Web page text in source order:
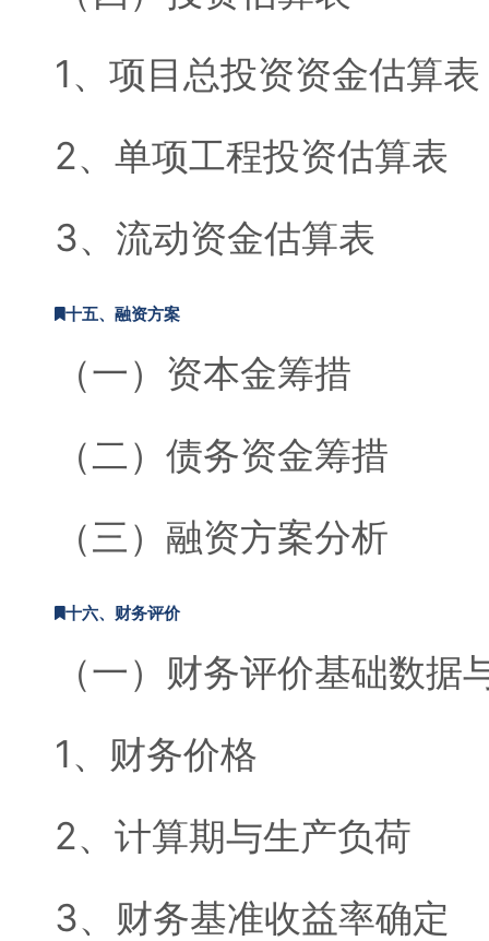
1、项目总投资资金估算表
2、单项工程投资估算表
3、流动资金估算表
十五、融资方案
（一）资本金筹措
（二）债务资金筹措
（三）融资方案分析
十六、财务评价
（一）财务评价基础数据
1、财务价格
2、计算期与生产负荷
3、财务基准收益率确定